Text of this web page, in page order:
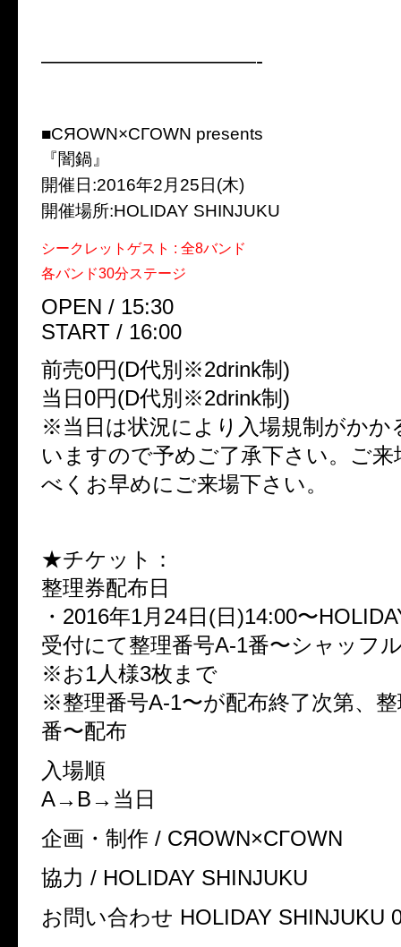
——————————-
■CЯOWN×CГOWN presents
『闇鍋』
開催日:2016年2月25日(木)
開催場所:HOLIDAY SHINJUKU
シークレットゲスト : 全8バンド
各バンド30分ステージ
OPEN / 15:30
START / 16:00
前売0円(D代別※2drink制)
当日0円(D代別※2drink制)
※当日は状況により入場規制がかか
いますので予めご了承下さい。ご
べくお早めにご来場下さい。
★チケット：
整理券配布日
・2016年1月24日(日)14:00〜
受付にて整理番号A-1番〜シャッフ
※お1人様3枚まで
※整理番号A-1〜が配布終了次第、
番〜配布
入場順
A→B→当日
企画・制作 / CЯOWN×CГOWN
協力 / HOLIDAY SHINJUKU
お問い合わせ HOLIDAY SHINJUKU